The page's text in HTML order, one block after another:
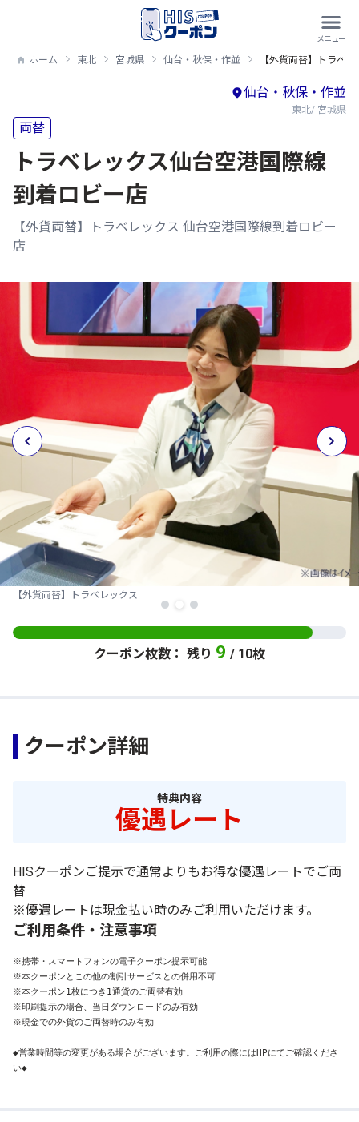
ホーム 東北 宮城県 仙台・秋保・作並 【外貨両替】トラベ
仙台・秋保・作並
東北/ 宮城県
両替
トラベレックス仙台空港国際線
到着ロビー店
【外貨両替】トラベレックス 仙台空港国際線到着ロビー
店
【外貨両替】トラベレックス
クーポン枚数： 残り 9 / 10枚
クーポン詳細
特典内容
優遇レート
HISクーポンご提示で通常よりもお得な優遇レートでご両
替
※優遇レートは現金払い時のみご利用いただけます。
ご利用条件・注意事項
※携帯・スマートフォンの電子クーポン提示可能
※本クーポンとこの他の割引サービスとの併用不可
※本クーポン1枚につき1通貨のご両替有効
※印刷提示の場合、当日ダウンロードのみ有効
※現金での外貨のご両替時のみ有効
◆営業時間等の変更がある場合がございます。ご利用の際にはHPにてご確認くださ
い◆